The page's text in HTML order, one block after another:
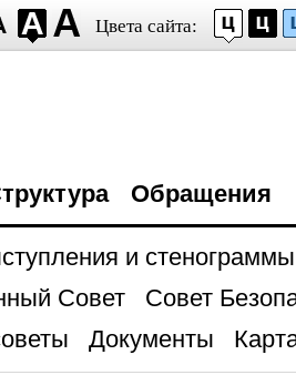
Цвета сайта:
Обращения
и стенограммы
Совет
Совет
Документы